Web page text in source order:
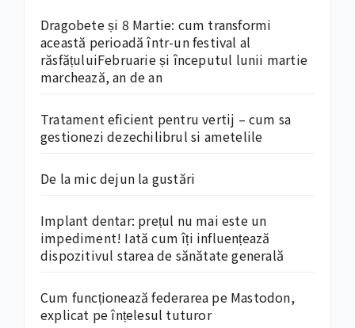
Dragobete și 8 Martie: cum transformi
această perioadă într-un festival al
răsfățuluiFebruarie și începutul lunii martie
marchează, an de an
Tratament eficient pentru vertij – cum sa
gestionezi dezechilibrul si ametelile
De la mic dejun la gustări
Implant dentar: prețul nu mai este un
impediment! Iată cum îți influențează
dispozitivul starea de sănătate generală
Cum funcționează federarea pe Mastodon,
explicat pe înțelesul tuturor